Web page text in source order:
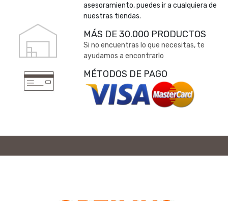
asesoramiento, puedes ir a cualquiera de
nuestras tiendas.
MÁS DE 30.000 PRODUCTOS
Si no encuentras lo que necesitas, te
ayudamos a encontrarlo
MÉTODOS DE PAGO